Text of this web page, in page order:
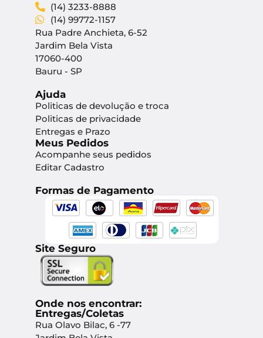
(14) 3233-8888
(14) 99772-1157
Rua Padre Anchieta, 6-52
Jardim Bela Vista
17060-400
Bauru - SP
Ajuda
Politicas de devolução e troca
Politicas de privacidade
Entregas e Prazo
Meus Pedidos
Acompanhe seus pedidos
Editar Cadastro
Formas de Pagamento
Site Seguro
Onde nos encontrar:
Entregas/Coletas
Rua Olavo Bilac, 6 -77